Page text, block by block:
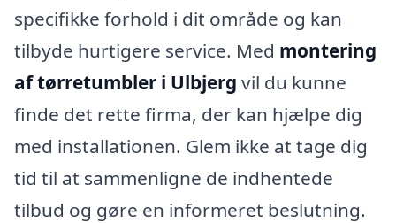
specifikke forhold i dit område og kan
tilbyde hurtigere service. Med montering
af tørretumbler i Ulbjerg vil du kunne
finde det rette firma, der kan hjælpe dig
med installationen. Glem ikke at tage dig
tid til at sammenligne de indhentede
tilbud og gøre en informeret beslutning.